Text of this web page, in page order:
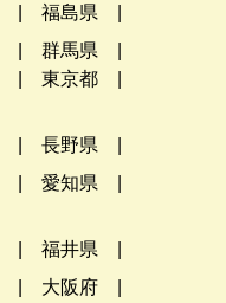
福島県
群馬県
東京都
長野県
愛知県
福井県
大阪府